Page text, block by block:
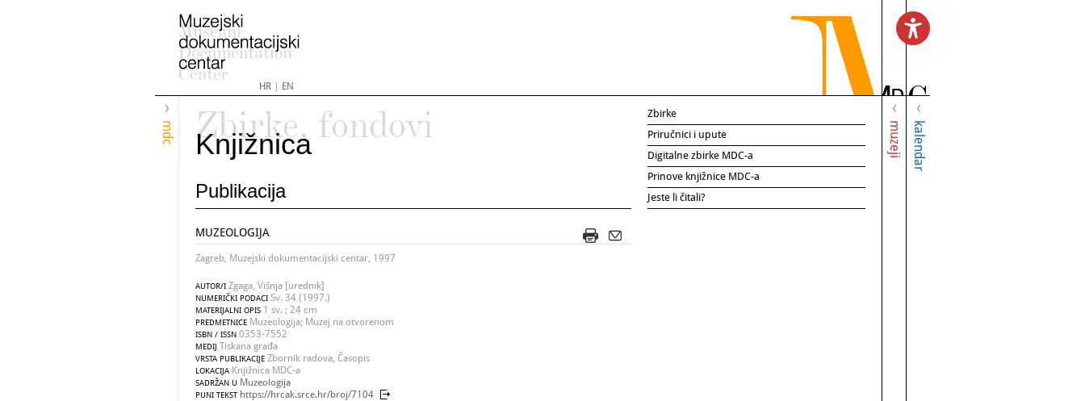
HR| EN
mdc muzeji kalendar
Zbirke, fondovi
Knjižnica
Publikacija
MUZEOLOGIJA
Zagreb, Muzejski dokumentacijski centar, 1997
AUTOR/I Zgaga, Višnja [urednik]
NUMERIČKI PODACI Sv. 34 (1997.)
MATERIJALNI OPIS 1 sv. ; 24 cm
PREDMETNICE Muzeologija; Muzej na otvorenom
ISBN / ISSN 0353-7552
MEDIJ Tiskana građa
VRSTA PUBLIKACIJE Zbornik radova, Časopis
LOKACIJA Knjižnica MDC-a
SADRŽAN U Muzeologija
PUNI TEKST https://hrcak.srce.hr/broj/7104
Zbirke
Priručnici i upute
Digitalne zbirke MDC-a
Prinove knjižnice MDC-a
Jeste li čitali?